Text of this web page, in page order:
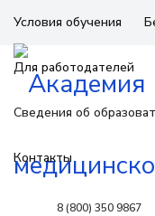
Условия обучения
Для работодателей
Сведения об
Контакты
8 (800) 350 9867